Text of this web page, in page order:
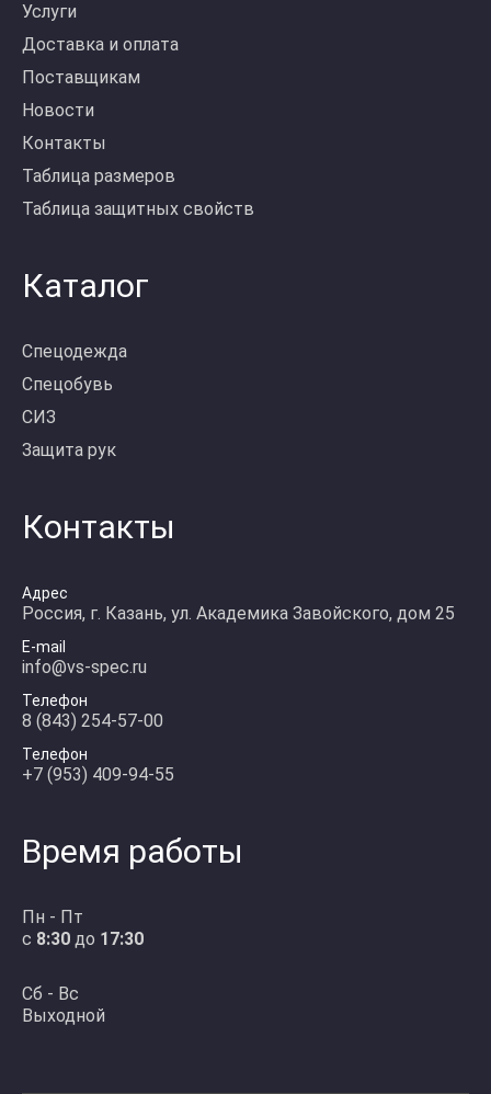
Услуги
Доставка и оплата
Поставщикам
Новости
Контакты
Таблица размеров
Таблица защитных свойств
Каталог
Спецодежда
Спецобувь
СИЗ
Защита рук
Контакты
Адрес
Россия, г. Казань, ул. Академика Завойского, дом 25
E-mail
info@vs-spec.ru
Телефон
8 (843) 254-57-00
Телефон
+7 (953) 409-94-55
Время работы
Пн - Пт
с 8:30 до 17:30
Сб - Вс
Выходной